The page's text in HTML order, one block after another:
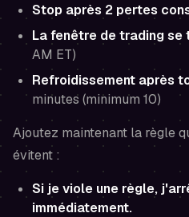
Stop après 2 pertes
La fenêtre de trading se
AM ET)
Refroidissement après
minutes (minimum 10)
Ajoutez maintenant la règle
évitent :
Si je viole une règle,
immédiatement.